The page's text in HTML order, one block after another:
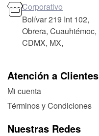
Atención a Clientes
Mi cuenta
Términos y Condiciones
Nuestras Redes
Corporativo
Bolívar 219 Int 102,
Obrera, Cuauhtémoc,
CDMX, MX,